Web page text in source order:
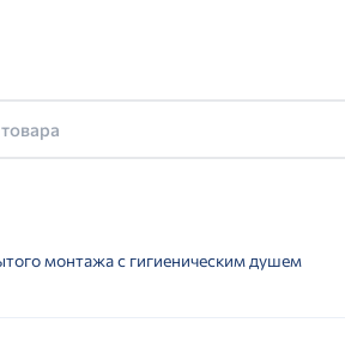
монтажа с гигиеническим душем